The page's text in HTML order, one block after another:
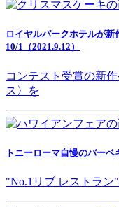
ロイヤルパークホテルが
10/1（2021.9.12）
コンテスト受賞の新
ス〉を
トニーローマ自慢のバーベ
"No.1リブ レストラ